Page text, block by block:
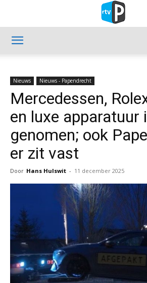
Nieuws Nieuws - Papendrecht
Mercedessen,
en luxe apparatuur
genomen; ook
er zit vast
Door Hans Hulswit - 11 december 2025